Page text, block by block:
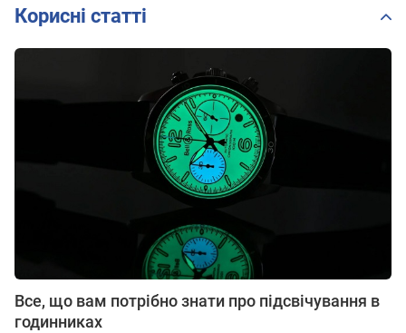
Корисні статті
Все, що вам потрібно знати про підсвічування в
годинниках